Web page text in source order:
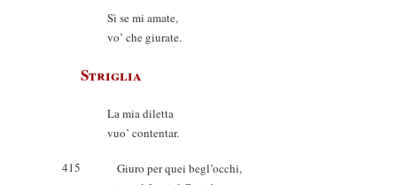
Sì se mi amate,
vo’ che giurate.
Striglia
La mia diletta
vuo’ contentar.
415
Giuro per quei begl’occhi,